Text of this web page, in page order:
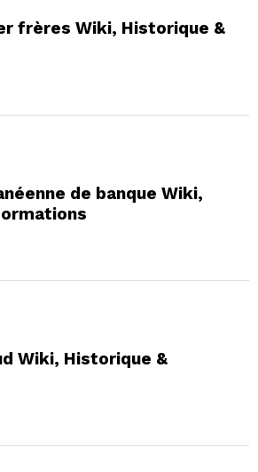
frères Wiki, Historique &
de banque Wiki,
Wiki, Historique &